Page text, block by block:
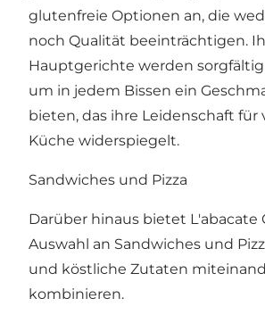
glutenfreie Optionen an, die
noch Qualität beeinträchtigen.
Hauptgerichte werden
um in jedem Bissen ein
bieten, das ihre Leidenschaft für
Küche widerspiegelt.
Sandwiches und Pizza
Darüber hinaus bietet L'abacate
Auswahl an Sandwiches und
und köstliche Zutaten
kombinieren.